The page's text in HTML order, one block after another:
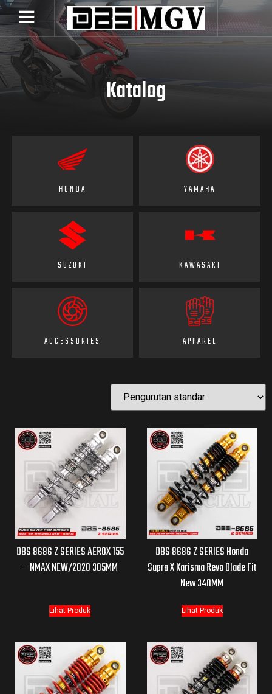
Katalog
HONDA YAMAHA
SUZUKI KAWASAKI
ACCESSORIES APPAREL
DBS 8686 Z SERIES AEROX 155
– NMAX NEW/2020 305MM
Lihat Produk
DBS 8686 Z SERIES Honda
Supra X Karisma Revo Blade Fit
New 340MM
Lihat Produk